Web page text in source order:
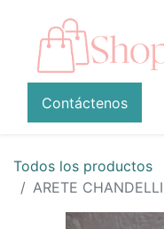
Contáctenos
Todos los productos
ARETE